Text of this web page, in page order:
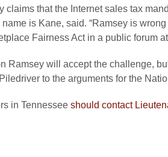
claims that the Internet sales tax
is Kane, said. “Ramsey is
Fairness Act in a public forum
Ramsey will accept the challenge,
to the arguments for the
in Tennessee should contact